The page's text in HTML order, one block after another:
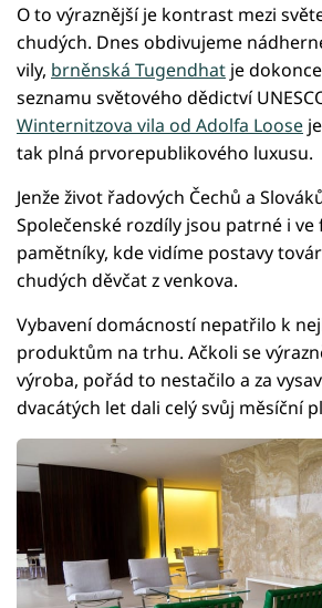
O to výraznější je kontrast mezi
chudých. Dnes obdivujeme
vily, brněnská Tugendhat je
seznamu světového dědictví
Winternitzova vila od Adolfa Loose
tak plná prvorepublikového luxusu.
Jenže život řadových Čechů a
Společenské rozdíly jsou patrné i
pamětníky, kde vidíme postavy
chudých děvčat z venkova.
Vybavení domácností nepatřilo k
produktům na trhu. Ačkoli se
výroba, pořád to nestačilo a za
dvacátých let dali celý svůj měsíční